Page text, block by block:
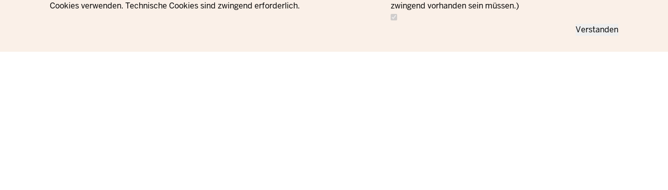
Cookies verwenden. Technische Cookies sind zwingend erforderlich.
zwingend vorhanden sein müssen.)
Verstanden